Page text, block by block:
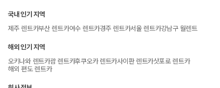
국내 인기 지역
제주 렌트카부산 렌트카여수 렌트카경주 렌트카서울 렌트카강남구 월렌트
해외 인기 지역
오키나와 렌트카괌 렌트카후쿠오카 렌트카사이판 렌트카삿포로 렌트카
해외 편도 렌트카